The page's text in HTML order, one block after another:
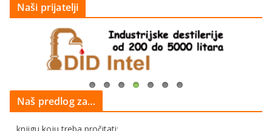
Naši prijatelji
Naš predlog za…